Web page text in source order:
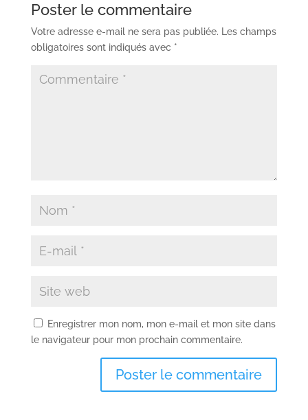
Poster le commentaire
Votre adresse e-mail ne sera pas publiée. Les champs
obligatoires sont indiqués avec *
Enregistrer mon nom, mon e-mail et mon site dans
le navigateur pour mon prochain commentaire.